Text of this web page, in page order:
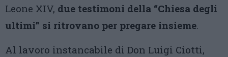
Leone XIV, due testimoni della “Chiesa degli
ultimi” si ritrovano per pregare insieme.
Al lavoro instancabile di Don Luigi Ciotti,